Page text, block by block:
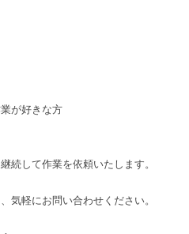
が好きな方
続して作業を依頼いたします。
気軽にお問い合わせください。